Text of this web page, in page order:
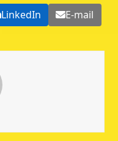
LinkedIn E-mail